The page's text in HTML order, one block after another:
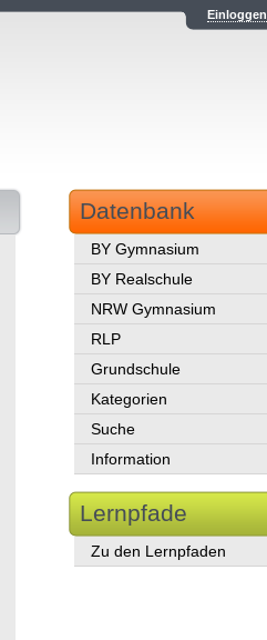
Einloggen
Datenbank
BY Gymnasium
BY Realschule
NRW Gymnasium
RLP
Grundschule
Kategorien
Suche
Information
Lernpfade
Zu den Lernpfaden